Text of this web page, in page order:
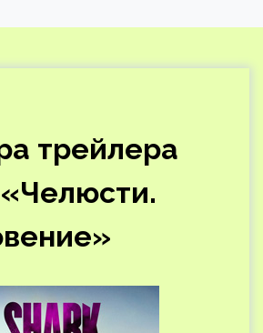
трейлера